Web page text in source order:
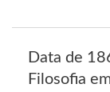
Data de
Filosofia